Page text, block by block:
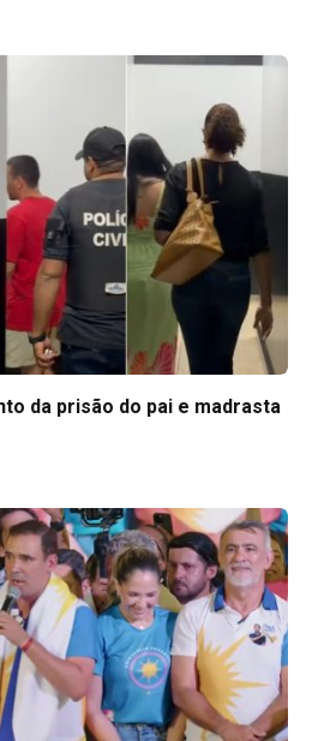
da prisão do pai e madrasta